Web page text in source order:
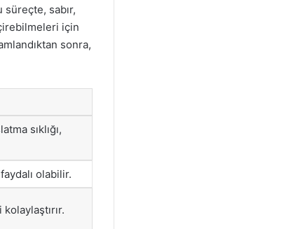
sabır,
için
sonra,
sıklığı,
olabilir.